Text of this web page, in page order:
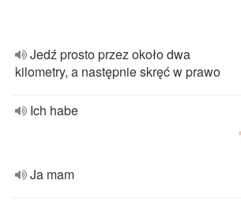
Jedź prosto przez około dwa
kilometry, a następnie skręć w prawo
Ich habe
Ja mam